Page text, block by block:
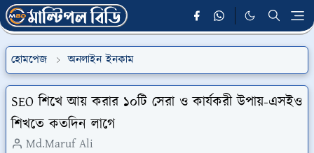
হোমপেজ অনলাইন ইনকাম
SEO শিখে আয় করার ১০টি সেরা ও কার্যকরী উপায়-এসইও
শিখতে কতদিন লাগে
Md.Maruf Ali